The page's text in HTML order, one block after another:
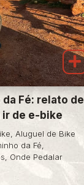
Fé: relato de
ir de e-bike
Aluguel de Bike
da Fé
Onde Pedalar